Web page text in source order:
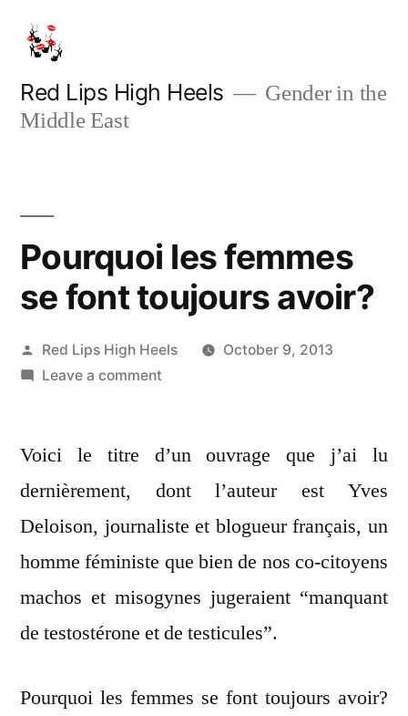
content
Red Lips High Heels
Gender in the
Middle East
Pourquoi les femmes
se font toujours avoir?
Posted
by
Red Lips High Heels
October 9, 2013
Leave a commenton
femmes
font
toujours
avoir?
Voici le titre d’un ouvrage que j’ai lu
dernièrement, dont l’auteur est Yves
Deloison, journaliste et blogueur français, un
homme féministe que bien de nos co-citoyens
machos et misogynes jugeraient “manquant
de testostérone et de testicules”.
Pourquoi les femmes se font toujours avoir?